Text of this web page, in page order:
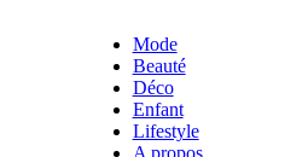
Mode
Beauté
Déco
Enfant
Lifestyle
A propos